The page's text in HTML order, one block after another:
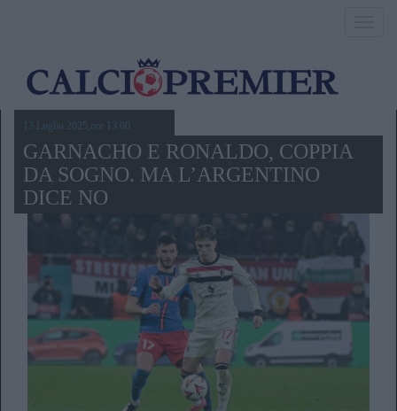
13 Luglio 2025,ore 13.00
GARNACHO E RONALDO, COPPIA
DA SOGNO. MA L’ARGENTINO
DICE NO